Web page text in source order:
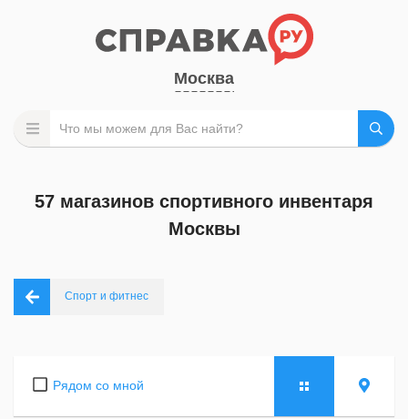
Москва
57 магазинов спортивного инвентаря
Москвы
Спорт и фитнес
Рядом со мной